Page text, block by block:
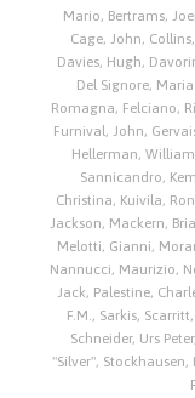
Mario, Bertrams,
Cage, John,
Davies, Hugh,
Del Signore,
Romagna, Felciano,
Furnival, John,
Hellerman, William
Sannicandro,
Christina, Kuivila,
Jackson, Mackern,
Melotti, Gianni,
Nannucci, Maurizio,
Jack, Palestine,
F.M. , Sarkis,
Schneider, Urs Peter,
"Silver", Stockhausen,